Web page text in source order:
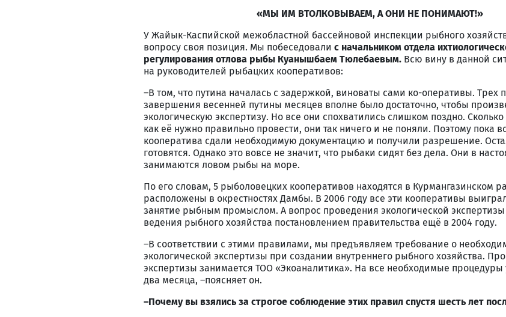
«МЫ ИМ ВТОЛКОВЫВАЕМ, А ОНИ НЕ ПОНИМАЮТ!»
У Жайык-Каспийской межобластной бассейновой инспекции рыбного
вопросу своя позиция. Мы побеседовали с начальником отдела
регулирования отлова рыбы Куанышбаем Тюлебаевым. Всю вину в данной
на руководителей рыбацких кооперативов:
–В том, что путина началась с задержкой, виноваты сами ко-оперативы. Трех
завершения весенней путины месяцев вполне было достаточно, чтобы
экологическую экспертизу. Но все они спохватились слишком поздно.
как её нужно правильно провести, они так ничего и не поняли. Поэтому пока
кооператива сдали необходимую документацию и получили разрешение.
готовятся. Однако это вовсе не значит, что рыбаки сидят без дела. Они в
занимаются ловом рыбы на море.
По его словам, 5 рыболовецких кооперативов находятся в Курмангазинском
расположены в окрестностях Дамбы. В 2006 году все эти кооперативы
занятие рыбным промыслом. А вопрос проведения экологической
ведения рыбного хозяйства постановлением правительства ещё в 2004 году.
–В соответствии с этими правилами, мы предъявляем требование о
экологической экспертизы при создании внутреннего рыбного хозяйства.
экспертизы занимается ТОО «Экоаналитика». На все необходимые
два месяца, –поясняет он.
–Почему вы взялись за строгое соблюдение этих правил спустя шесть лет